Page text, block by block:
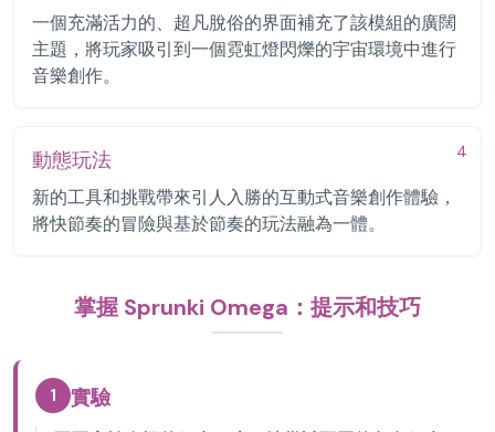
一個充滿活力的、超凡脫俗的界面補充了該模組的廣闊
主題，將玩家吸引到一個霓虹燈閃爍的宇宙環境中進行
音樂創作。
4
動態玩法
新的工具和挑戰帶來引人入勝的互動式音樂創作體驗，
將快節奏的冒險與基於節奏的玩法融為一體。
掌握 Sprunki Omega：提示和技巧
1 實驗